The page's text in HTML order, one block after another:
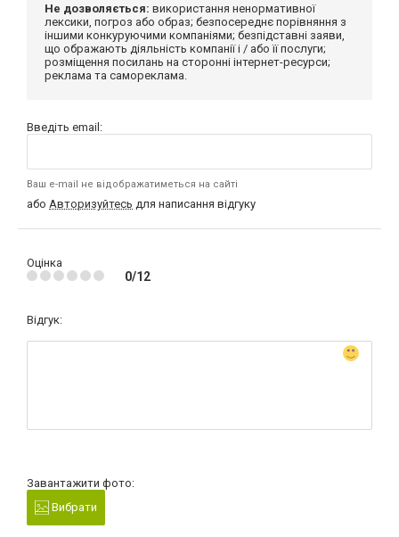
Не дозволяється: використання ненормативної
лексики, погроз або образ; безпосереднє порівняння з
іншими конкуруючими компаніями; безпідставні заяви,
що ображають діяльність компанії і / або її послуги;
розміщення посилань на сторонні інтернет-ресурси;
реклама та самореклама.
Введіть email:
Ваш e-mail не відображатиметься на сайті
або Авторизуйтесь для написання відгуку
Оцінка
0/12
Відгук:
Завантажити фото:
Вибрати